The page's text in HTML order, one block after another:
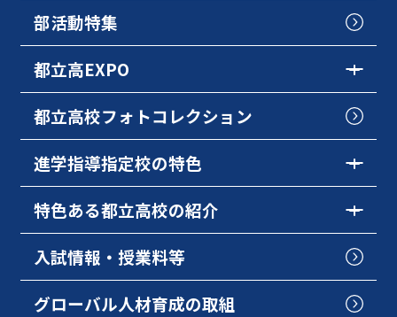
部活動特集
都立高EXPO
都立高校フォトコレクション
進学指導指定校の特色
特色ある都立高校の紹介
入試情報・授業料等
グローバル人材育成の取組